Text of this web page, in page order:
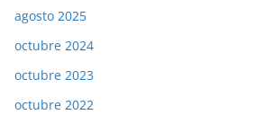
agosto 2025
octubre 2024
octubre 2023
octubre 2022